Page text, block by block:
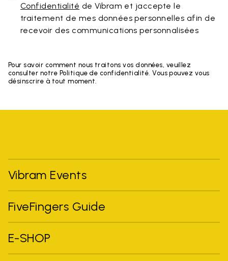
Confidentialité de Vibram et jaccepte le
traitement de mes données personnelles afin de
recevoir des communications personnalisées
Pour savoir comment nous traitons vos données, veuillez
consulter notre Politique de confidentialité. Vous pouvez vous
désinscrire à tout moment.
Vibram Events
FiveFingers Guide
E-SHOP